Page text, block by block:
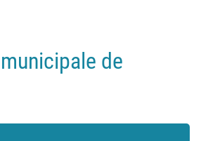
principal
de